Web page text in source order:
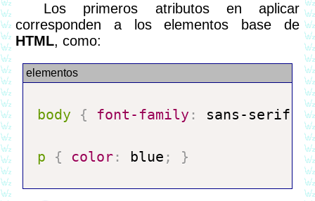
Los primeros atributos en aplicar
corresponden a los elementos base de
HTML, como:
body { font-family : sans-serif
p { color : blue ; }